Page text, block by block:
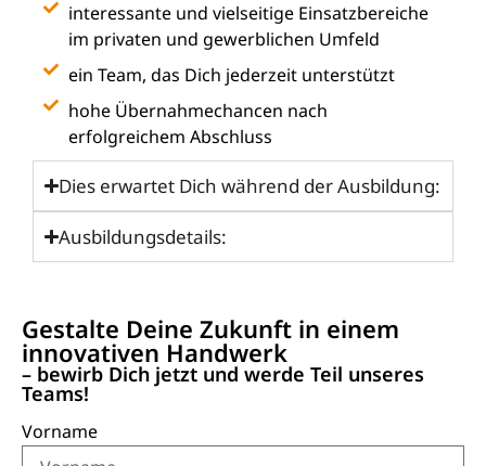
interessante und vielseitige Einsatzbereiche
im privaten und gewerblichen Umfeld
ein Team, das Dich jederzeit unterstützt
hohe Übernahmechancen nach
erfolgreichem Abschluss
Dies erwartet Dich während der Ausbildung:
Ausbildungsdetails:
Gestalte Deine Zukunft in einem
innovativen Handwerk
– bewirb Dich jetzt und werde Teil unseres
Teams!
Vorname